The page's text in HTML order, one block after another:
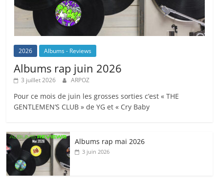
2026 Albums - Reviews
Albums rap juin 2026
3 juillet 2026 ARPOZ
Pour ce mois de juin les grosses sorties c’est « THE
GENTLEMEN’S CLUB » de YG et « Cry Baby
Albums rap mai 2026
3 juin 2026